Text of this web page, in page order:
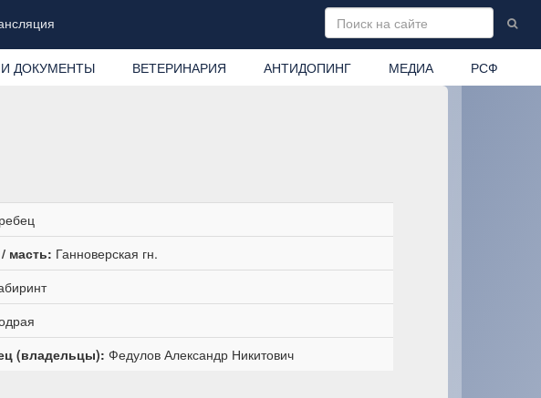
И ДОКУМЕНТЫ ВЕТЕРИНАРИЯ АНТИДОПИНГ МЕДИА РСФ
масть: Ганноверская гн.
(владельцы): Федулов Александр Никитович